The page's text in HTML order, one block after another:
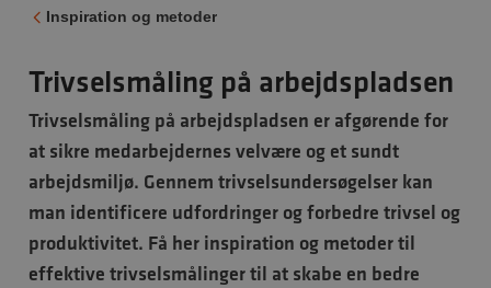
Inspiration og metoder
Trivselsmåling på arbejdspladsen
Trivselsmåling på arbejdspladsen er afgørende for
at sikre medarbejdernes velvære og et sundt
arbejdsmiljø. Gennem trivselsundersøgelser kan
man identificere udfordringer og forbedre trivsel og
produktivitet. Få her inspiration og metoder til
effektive trivselsmålinger til at skabe en bedre